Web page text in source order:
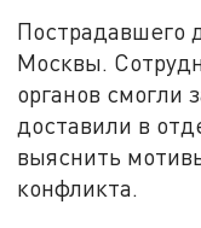
Пострадавшего
Москвы.
органов смогли
доставили в
выяснить
конфликта.